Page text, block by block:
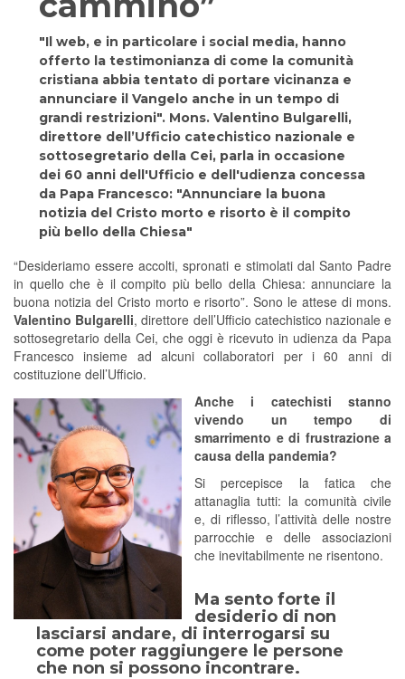
"Il web, e in particolare i social media, hanno
offerto la testimonianza di come la comunità
cristiana abbia tentato di portare vicinanza e
annunciare il Vangelo anche in un tempo di
grandi restrizioni". Mons. Valentino Bulgarelli,
direttore dell’Ufficio catechistico nazionale e
sottosegretario della Cei, parla in occasione
dei 60 anni dell'Ufficio e dell'udienza concessa
da Papa Francesco: "Annunciare la buona
notizia del Cristo morto e risorto è il compito
più bello della Chiesa"
“Desideriamo essere accolti, spronati e stimolati dal Santo Padre
in quello che è il compito più bello della Chiesa: annunciare la
buona notizia del Cristo morto e risorto”. Sono le attese di mons.
Valentino Bulgarelli, direttore dell’Ufficio catechistico nazionale e
sottosegretario della Cei, che oggi è ricevuto in udienza da Papa
Francesco insieme ad alcuni collaboratori per i 60 anni di
costituzione dell’Ufficio.
Anche i catechisti stanno
vivendo un tempo di
smarrimento e di frustrazione a
causa della pandemia?
Si percepisce la fatica che
attanaglia tutti: la comunità civile
e, di riflesso, l’attività delle nostre
parrocchie e delle associazioni
che inevitabilmente ne risentono.
Ma sento forte il
desiderio di non
lasciarsi andare, di interrogarsi su
come poter raggiungere le persone
che non si possono incontrare.